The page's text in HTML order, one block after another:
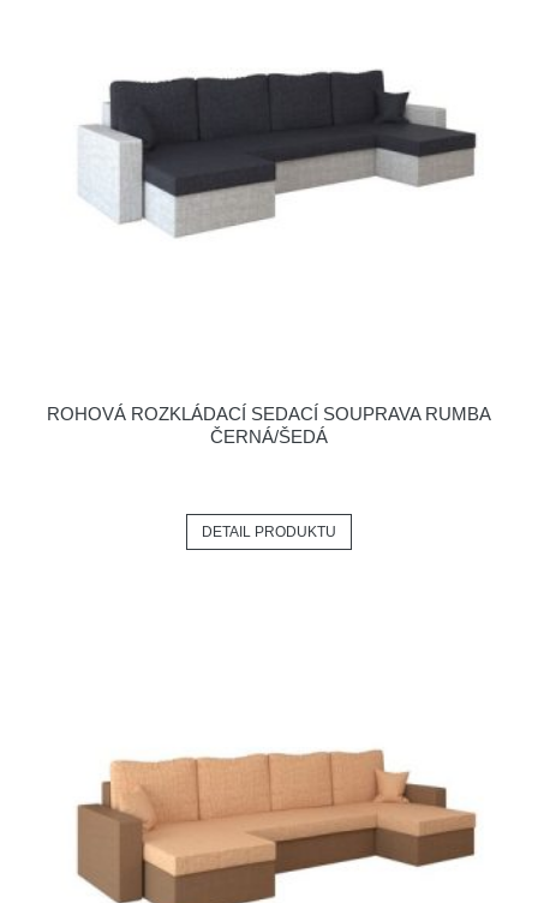
ROHOVÁ ROZKLÁDACÍ SEDACÍ SOUPRAVA RUMBA
ČERNÁ/ŠEDÁ
DETAIL PRODUKTU